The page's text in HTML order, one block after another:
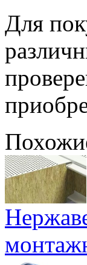
Для